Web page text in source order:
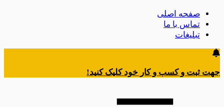
صفحه اصلی
تماس با ما
تبلیغات
جهت ثبت و کسب و کار خود کلیک کنید!